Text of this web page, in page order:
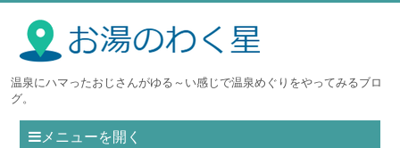
温泉にハマったおじさんがゆる～い感じで温泉めぐりをやってみるブロ
グ。
メニューを開く